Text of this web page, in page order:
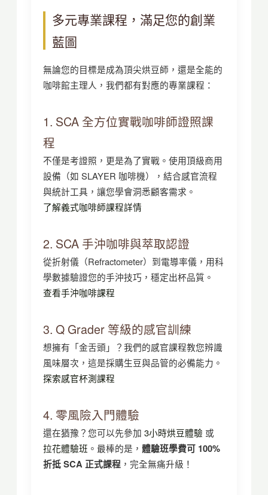
多元專業課程，滿足您的創業
藍圖
無論您的目標是成為頂尖烘豆師，還是全能的
咖啡館主理人，我們都有對應的專業課程：
1. SCA 全方位實戰咖啡師證照課
程
不僅是考證照，更是為了實戰。使用頂級商用
設備（如 SLAYER 咖啡機），結合感官流程
與統計工具，讓您學會洞悉顧客需求。
了解義式咖啡師課程詳情
2. SCA 手沖咖啡與萃取認證
從折射儀（Refractometer）到電導率儀，用科
學數據驗證您的手沖技巧，穩定出杯品質。
查看手沖咖啡課程
3. Q Grader 等級的感官訓練
想擁有「金舌頭」？我們的感官課程教您辨識
風味層次，這是採購生豆與品管的必備能力。
探索感官杯測課程
4. 零風險入門體驗
還在猶豫？您可以先參加 3小時烘豆體驗 或
拉花體驗班 。最棒的是， 體驗班學費可 100%
折抵 SCA 正式課程，完全無痛升級！